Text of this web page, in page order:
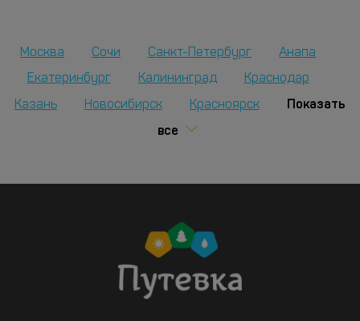
Москва Сочи Санкт-Петербург
Анапа
Екатеринбург
Калининград Краснодар
Казань Новосибирск Красноярск
Показать
все